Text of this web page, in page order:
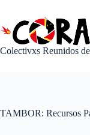
contenido
Colectivxs Reunidos
TAMBOR: Recursos